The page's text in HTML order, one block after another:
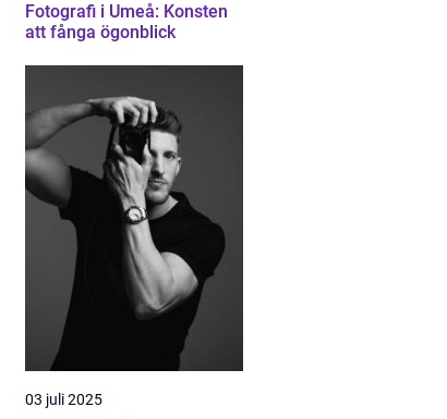
Fotografi i Umeå: Konsten
att fånga ögonblick
03 juli 2025